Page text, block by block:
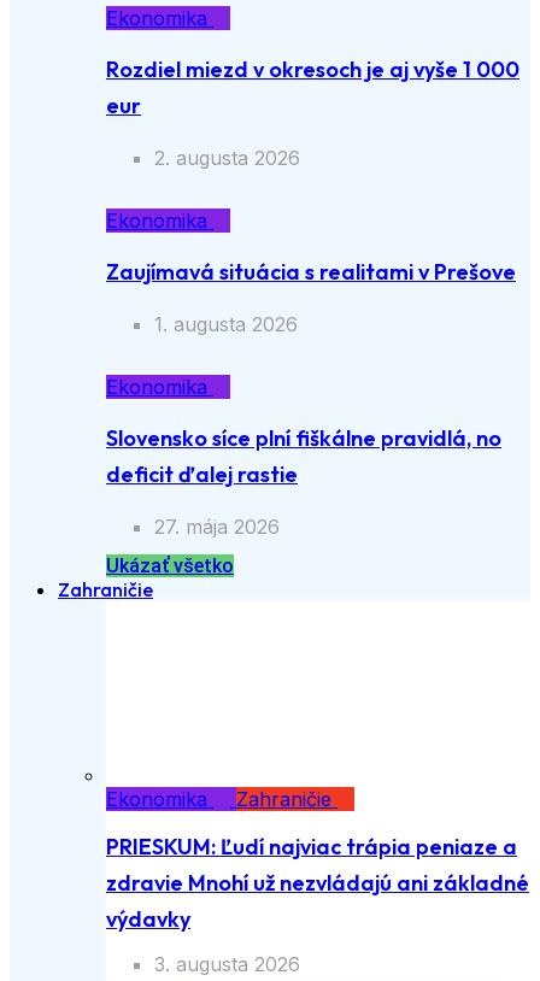
Ekonomika
Rozdiel miezd v okresoch je aj vyše 1
000 eur
2. augusta 2026
Ekonomika
Zaujímavá situácia s realitami v Prešove
1. augusta 2026
Ekonomika
Slovensko síce plní fiškálne pravidlá, no
deficit ďalej rastie
27. mája 2026
Ukázať všetko
Zahraničie
Ekonomika Zahraničie
PRIESKUM: Ľudí najviac trápia peniaze a
zdravie Mnohí už nezvládajú ani
základné výdavky
3. augusta 2026